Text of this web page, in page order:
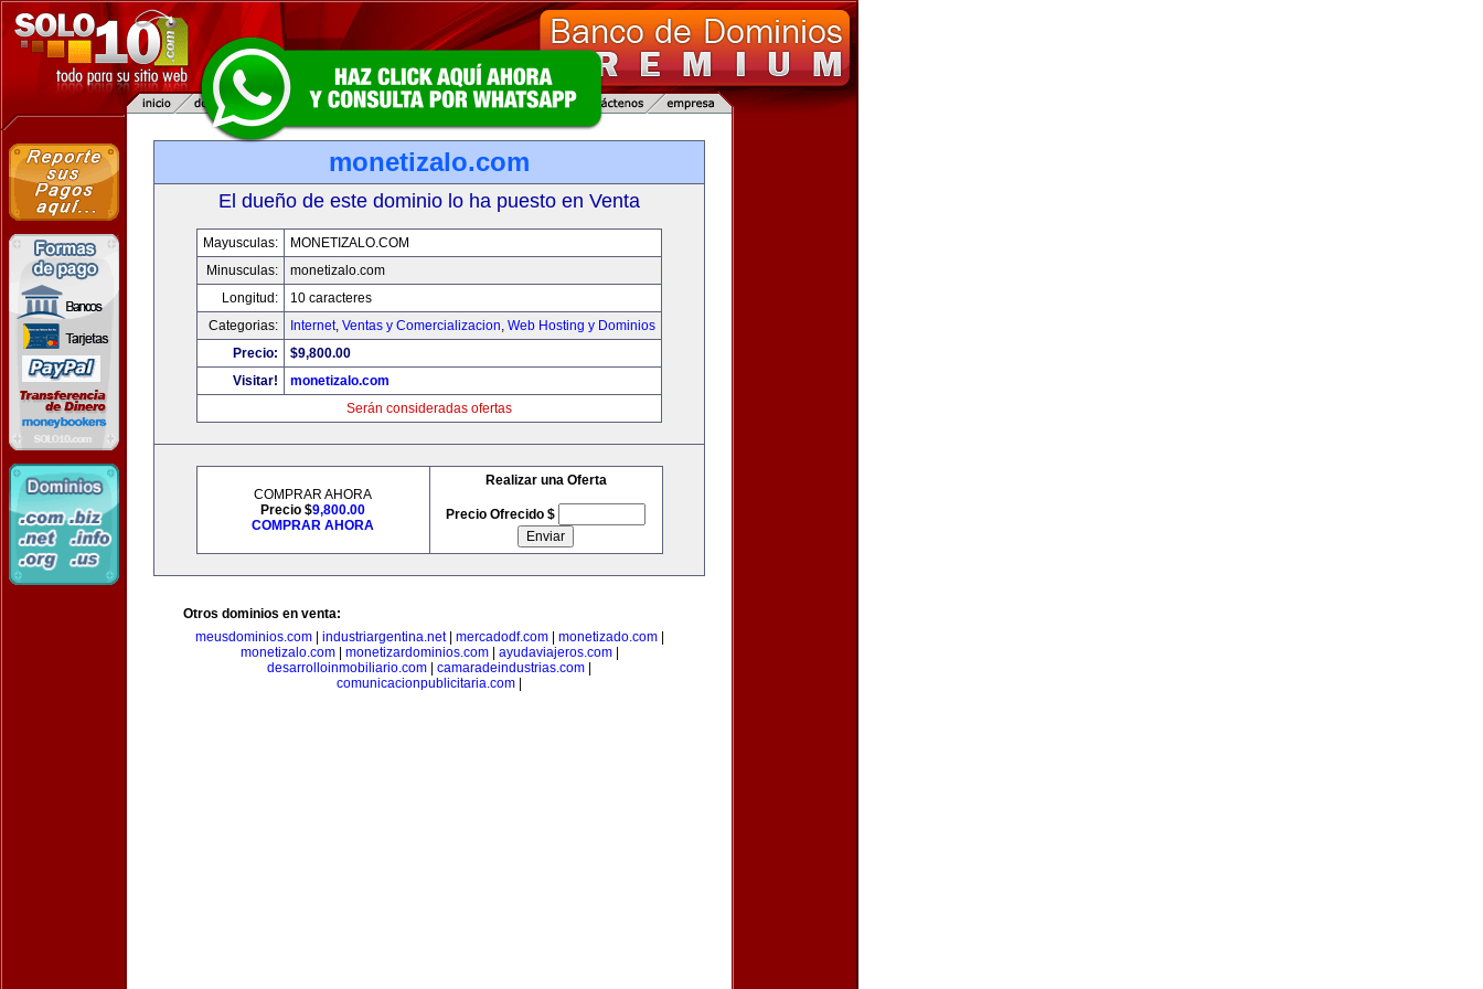
monetizalo.com
El dueño de este dominio lo ha puesto en Venta
Mayusculas:
MONETIZALO.COM
Minusculas:
monetizalo.com
Longitud:
10 caracteres
Categorias:
Internet, Ventas y Comercializacion, Web Hosting y Dominios
Precio:
$9,800.00
Visitar!
monetizalo.com
Serán consideradas ofertas
COMPRAR AHORA
Precio $9,800.00
COMPRAR AHORA
Realizar una Oferta
Precio Ofrecido $
Otros dominios en venta:
meusdominios.com| industriargentina.net| mercadodf.com| monetizado.com|
monetizalo.com| monetizardominios.com| ayudaviajeros.com|
desarrolloinmobiliario.com
camaradeindustrias.com
comunicacionpublicitaria.com